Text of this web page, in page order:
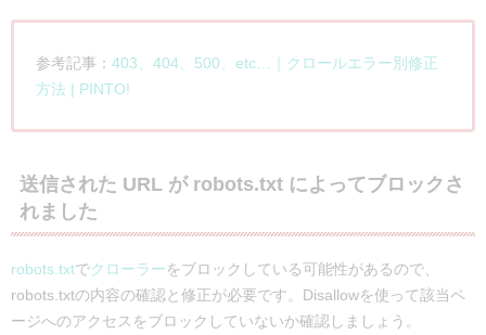
参考記事： 403、404、500、etc…｜クロールエラー別修正
方法 | PINTO!
送信された URL が robots.txt によってブロックさ
れました
robots.txtでクローラーをブロックしている可能性があるので、
robots.txtの内容の確認と修正が必要です。Disallowを使って該当ペ
ージへのアクセスをブロックしていないか確認しましょう。